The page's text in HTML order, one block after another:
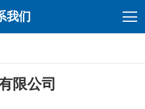
我们
限公司